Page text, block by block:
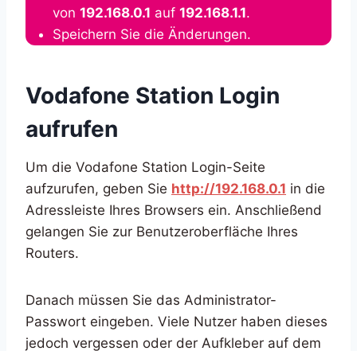
von 192.168.0.1 auf 192.168.1.1.
Speichern Sie die Änderungen.
Vodafone Station Login
aufrufen
Um die Vodafone Station Login-Seite
aufzurufen, geben Sie http://192.168.0.1 in die
Adressleiste Ihres Browsers ein. Anschließend
gelangen Sie zur Benutzeroberfläche Ihres
Routers.
Danach müssen Sie das Administrator-
Passwort eingeben. Viele Nutzer haben dieses
jedoch vergessen oder der Aufkleber auf dem